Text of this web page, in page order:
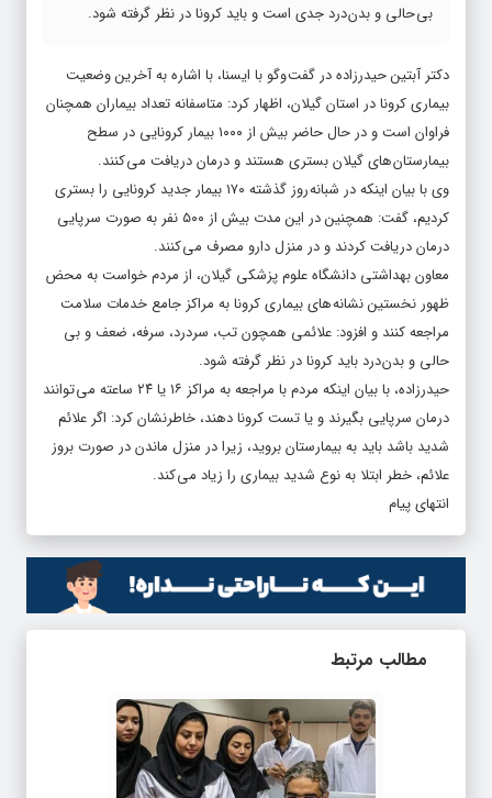
بی حالی و بدن درد جدی است و باید کرونا در نظر گرفته شود.
دکتر آبتین حیدرزاده در گفت وگو با ایسنا، با اشاره به آخرین وضعیت
بیماری کرونا در استان گیلان، اظهار کرد: متاسفانه تعداد بیماران همچنان
فراوان است و در حال حاضر بیش از ۱۰۰۰ بیمار کرونایی در سطح
بیمارستان های گیلان بستری هستند و درمان دریافت می کنند.
وی با بیان اینکه در شبانه روز گذشته ۱۷۰ بیمار جدید کرونایی را بستری
کردیم، گفت: همچنین در این مدت بیش از ۵۰۰ نفر به صورت سرپایی
درمان دریافت کردند و در منزل دارو مصرف می کنند.
معاون بهداشتی دانشگاه علوم پزشکی گیلان، از مردم خواست به محض
ظهور نخستین نشانه های بیماری کرونا به مراکز جامع خدمات سلامت
مراجعه کنند و افزود: علائمی همچون تب، سردرد، سرفه، ضعف و بی
حالی و بدن درد باید کرونا در نظر گرفته شود.
حیدرزاده، با بیان اینکه مردم با مراجعه به مراکز ۱۶ یا ۲۴ ساعته می توانند
درمان سرپایی بگیرند و یا تست کرونا دهند، خاطرنشان کرد: اگر علائم
شدید باشد باید به بیمارستان بروید، زیرا در منزل ماندن در صورت بروز
علائم، خطر ابتلا به نوع شدید بیماری را زیاد می کند.
انتهای پیام
مطالب مرتبط